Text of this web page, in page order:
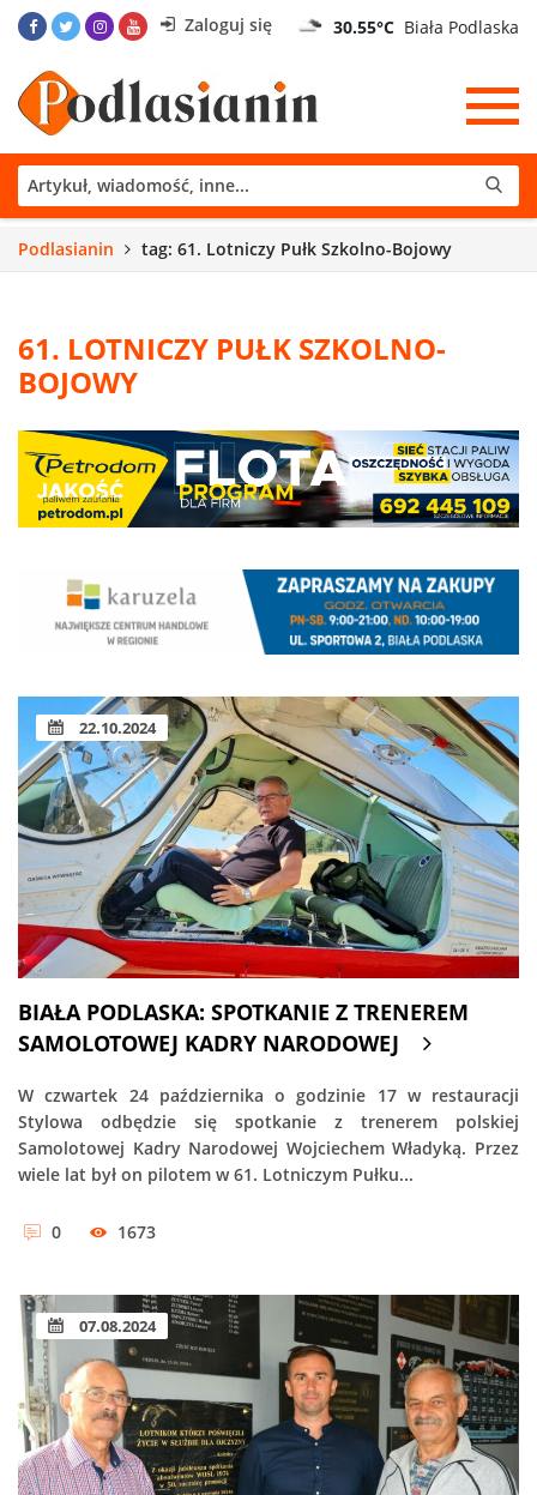
Zaloguj się 30.55°C Biała Podlaska
Podlasianin tag: 61. Lotniczy Pułk Szkolno-Bojowy
61. LOTNICZY PUŁK SZKOLNO-
BOJOWY
22.10.2024
BIAŁA PODLASKA: SPOTKANIE Z TRENEREM
SAMOLOTOWEJ KADRY NARODOWEJ
W czwartek 24 października o godzinie 17 w restauracji
Stylowa odbędzie się spotkanie z trenerem polskiej
Samolotowej Kadry Narodowej Wojciechem Władyką. Przez
wiele lat był on pilotem w 61. Lotniczym Pułku...
0 1673
07.08.2024